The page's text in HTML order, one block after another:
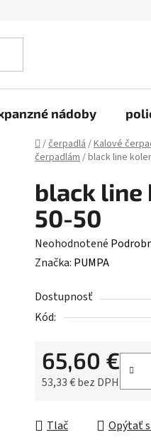
nádoby
Domov
/čerpadlá/Kalové
čerpadlám/black line
black line
50-50
Priemerné
hodnotenie
je
0,0
hviezdičiek.
Neohodnotené
Značka: PUMPA
Dostupnosť
Kód:
65,60 €
53,33 € bez DPH
Tlač Opýtať